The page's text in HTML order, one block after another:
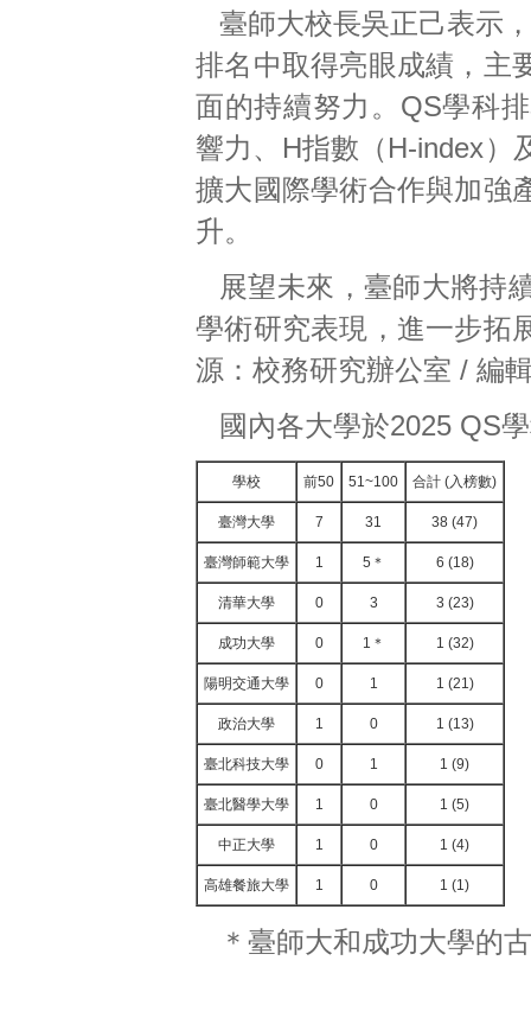
臺師大校長吳正己表示
排名中取得亮眼成績，主
面的持續努力。QS學科
響力、H指數（H-index）
擴大國際學術合作與加強
升。
展望未來，臺師大將持
學術研究表現，進一步拓
源：校務研究辦公室 / 編
國內各大學於2025 QS
學校 前50 51~100 合計 (入榜數)
臺灣大學 7 31 38 (47)
臺灣師範大學 1 5＊ 6 (18)
清華大學 0 3 3 (23)
成功大學 0 1＊ 1 (32)
陽明交通大學 0 1 1 (21)
政治大學 1 0 1 (13)
臺北科技大學 0 1 1 (9)
臺北醫學大學 1 0 1 (5)
中正大學 1 0 1 (4)
高雄餐旅大學 1 0 1 (1)
＊臺師大和成功大學的